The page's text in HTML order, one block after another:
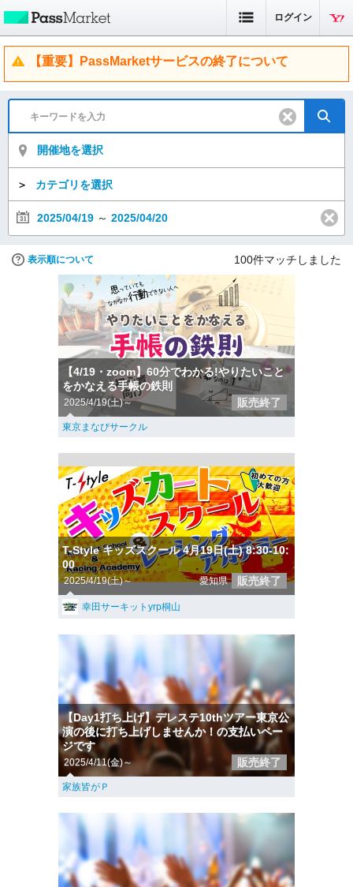
ログイン
【重要】PassMarketサービスの終了について
開催地を選択
＞ カテゴリを選択
2025/04/19 ～ 2025/04/20
表示順について 100件マッチしました
【4/19・zoom】60分でわかる!やりたいこと
をかなえる手帳の鉄則
2025/4/19(土)～ 販売終了
東京まなびサークル
T-Style キッズスクール 4月19日(土) 8:30-10:
00
2025/4/19(土)～ 愛知県 販売終了
幸田サーキットyrp桐山
【Day1打ち上げ】デレステ10thツアー東京公
演の後に打ち上げしませんか！の支払いペー
ジです
2025/4/11(金)～ 販売終了
家族皆がＰ